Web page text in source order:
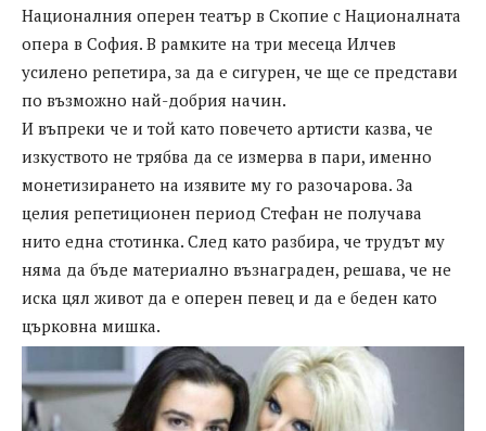
Националния оперен театър в Скопие с Националната
опера в София. В рамките на три месеца Илчев
усилено репетира, за да е сигурен, че ще се представи
по възможно най-добрия начин.
И въпреки че и той като повечето артисти казва, че
изкуството не трябва да се измерва в пари, именно
монетизирането на изявите му го разочарова. За
целия репетиционен период Стефан не получава
нито една стотинка. След като разбира, че трудът му
няма да бъде материално възнаграден, решава, че не
иска цял живот да е оперен певец и да е беден като
църковна мишка.